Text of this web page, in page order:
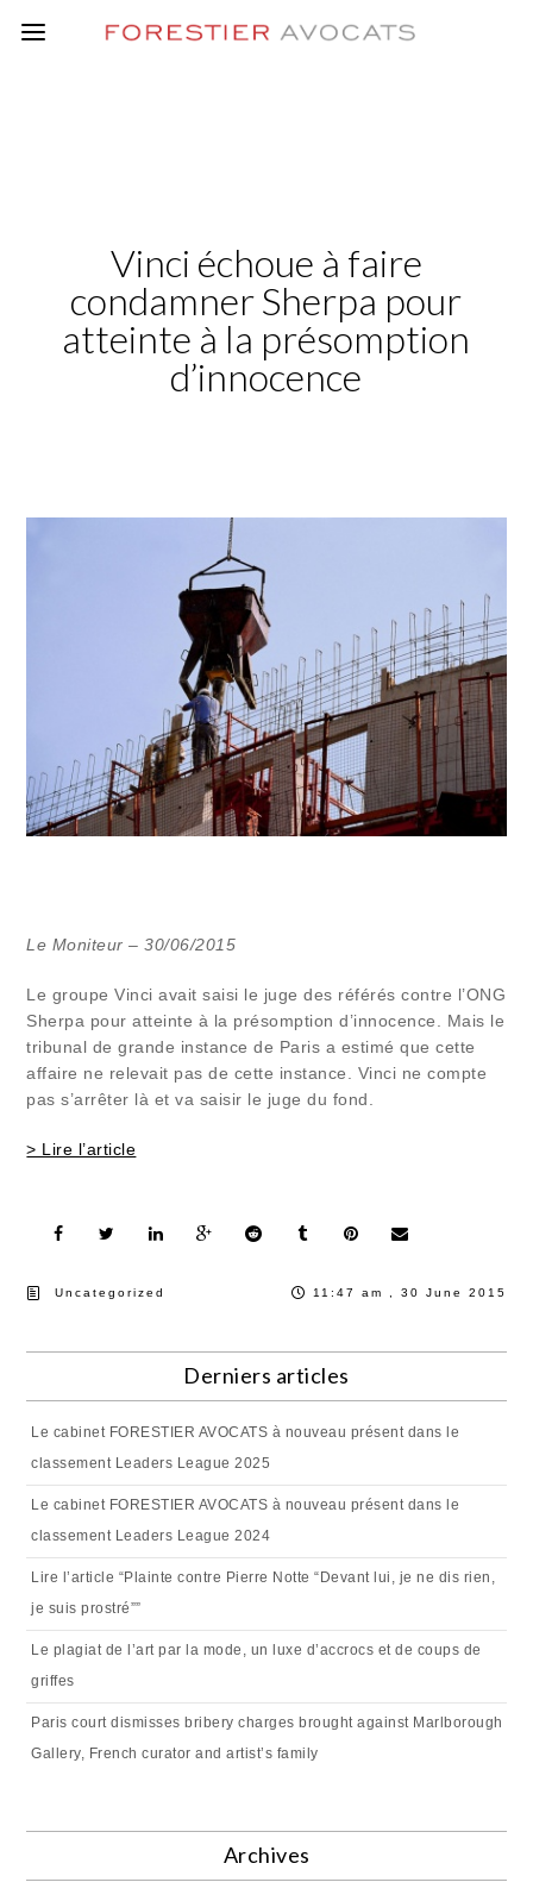
Vinci échoue à faire
condamner Sherpa pour
atteinte à la présomption
d’innocence
Le Moniteur – 30/06/2015
Le groupe Vinci avait saisi le juge des référés contre l’ONG
Sherpa pour atteinte à la présomption d’innocence. Mais le
tribunal de grande instance de Paris a estimé que cette
affaire ne relevait pas de cette instance. Vinci ne compte
pas s’arrêter là et va saisir le juge du fond.
> Lire l’article
Uncategorized 11:47 am , 30 June 2015
Derniers articles
Le cabinet FORESTIER AVOCATS à nouveau présent dans le
classement Leaders League 2025
Le cabinet FORESTIER AVOCATS à nouveau présent dans le
classement Leaders League 2024
Lire l’article “Plainte contre Pierre Notte “Devant lui, je ne dis rien,
je suis prostré””
Le plagiat de l’art par la mode, un luxe d’accrocs et de coups de
griffes
Paris court dismisses bribery charges brought against Marlborough
Gallery, French curator and artist’s family
Archives